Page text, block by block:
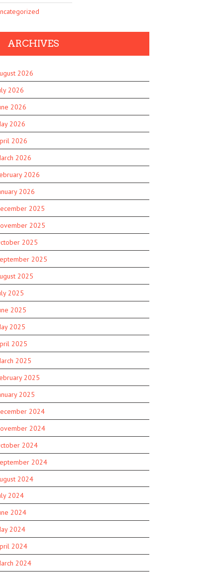
ARCHIVES
2026
2026
2026
2026
2026
2026
2026
2026
2025
2025
2025
2025
2025
2025
2025
2025
2025
2025
2025
2025
2024
2024
2024
2024
2024
2024
2024
2024
2024
2024